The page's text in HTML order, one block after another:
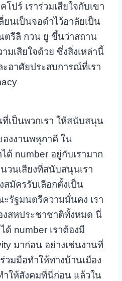
ปร์ เราร่วมเสียใจกับเขา
ยนเป็นจอดำไว้อาลัยเป็น
ตรีลี กวน ยู ขึ้นว่าสถาน
มเสียใจด้วย ซึ่งสิ่งเหล่านี้
ะอาศัยประสบการณ์ที่เรา
เป็นพวกเรา ให้สนับสนุน
องงานพหุภาคี ใน
ด้ number อยู่กับเรามาก
นวนเสียงที่สนับสนุนเรา
สมัครรับเลือกตั้งเป็น
รัฐมนตรีความมั่นคง เรา
งสหประชาชาติทั้งหมด นี่
ด้ number เราต้องมี
มาก่อน อย่างเช่นงานที่
มมือทำให้ทางบ้านเมือง
ให้สังคมที่นี่ก่อน แล้วใน